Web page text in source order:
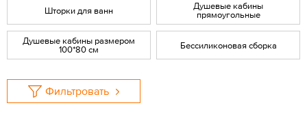
Шторки для ванн
Душевые кабины
прямоугольные
Душевые кабины размером
100*80 см
Бессиликоновая сборка
Фильтровать